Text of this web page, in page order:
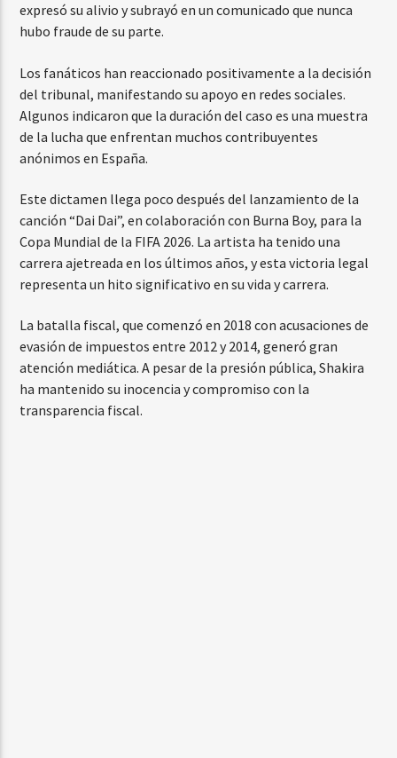
expresó su alivio y subrayó en un comunicado que nunca
hubo fraude de su parte.
Los fanáticos han reaccionado positivamente a la decisión
del tribunal, manifestando su apoyo en redes sociales.
Algunos indicaron que la duración del caso es una muestra
de la lucha que enfrentan muchos contribuyentes
anónimos en España.
Este dictamen llega poco después del lanzamiento de la
canción “Dai Dai”, en colaboración con Burna Boy, para la
Copa Mundial de la FIFA 2026. La artista ha tenido una
carrera ajetreada en los últimos años, y esta victoria legal
representa un hito significativo en su vida y carrera.
La batalla fiscal, que comenzó en 2018 con acusaciones de
evasión de impuestos entre 2012 y 2014, generó gran
atención mediática. A pesar de la presión pública, Shakira
ha mantenido su inocencia y compromiso con la
transparencia fiscal.